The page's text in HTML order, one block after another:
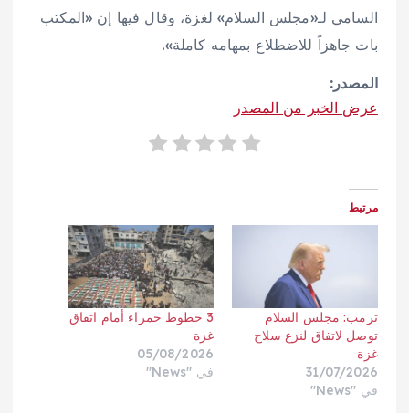
السامي لـ«مجلس السلام» لغزة، وقال فيها إن «المكتب
بات جاهزاً للاضطلاع بمهامه كاملة».
المصدر:
عرض الخبر من المصدر
مرتبط
ترمب: مجلس السلام
توصل لاتفاق لنزع سلاح
غزة
31/07/2026
في "News"
3 خطوط حمراء أمام اتفاق
غزة
05/08/2026
في "News"